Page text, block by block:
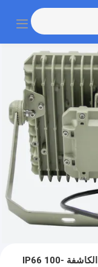
30-150W دليل على الانفجار أدى الأضواء الكاشفة IP66 100-